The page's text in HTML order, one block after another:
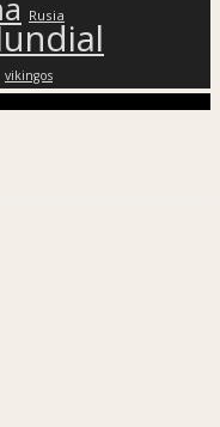
Rusia
vikingos